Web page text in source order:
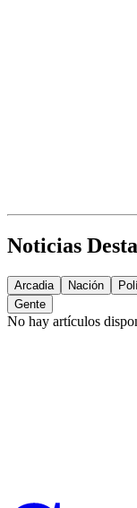
Noticias
Arcadia Nación
Gente
No hay artículos